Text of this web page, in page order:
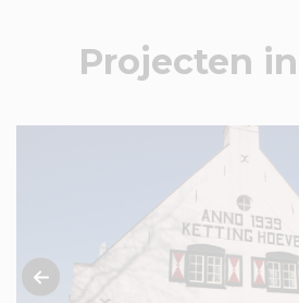
Projecten